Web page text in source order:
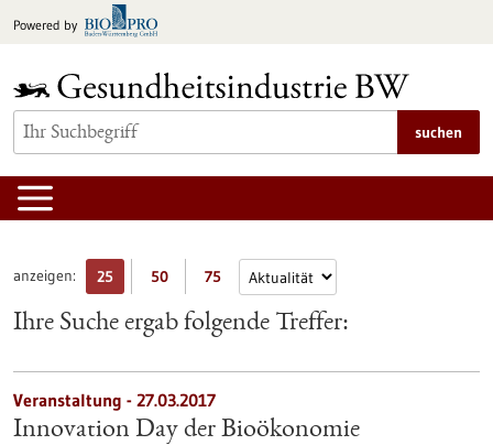
Inhalt
Powered by
suchen
anzeigen: 25 50 75
Ihre Suche ergab folgende Treffer:
Veranstaltung - 27.03.2017
Innovation Day der Bioökonomie